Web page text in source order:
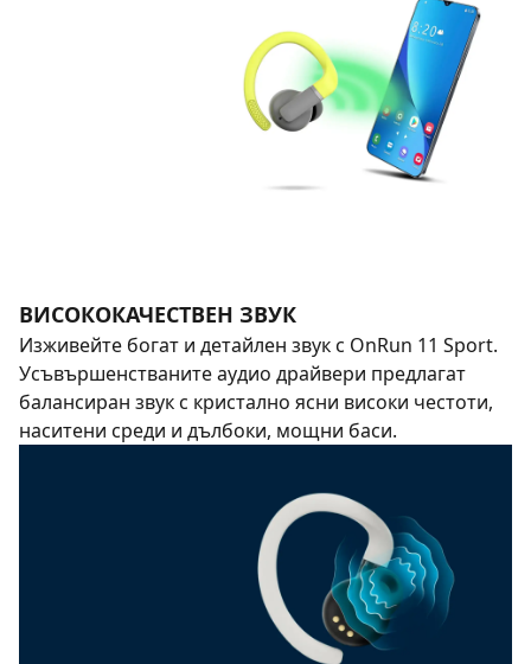
ВИСОКОКАЧЕСТВЕН ЗВУК
Изживейте богат и детайлен звук с OnRun 11 Sport.
Усъвършенстваните аудио драйвери предлагат
балансиран звук с кристално ясни високи честоти,
наситени среди и дълбоки, мощни баси.